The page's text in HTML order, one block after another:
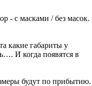
- с масками / без масок.
какие габариты у
И когда появятся в
будут по прибытию.